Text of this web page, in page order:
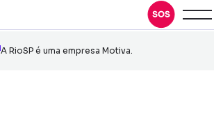
A RioSP é uma empresa Motiva.